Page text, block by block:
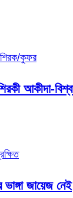
শিরক/কুফর
আকীদা-
ভাঙ্গা জায়েজ নেই